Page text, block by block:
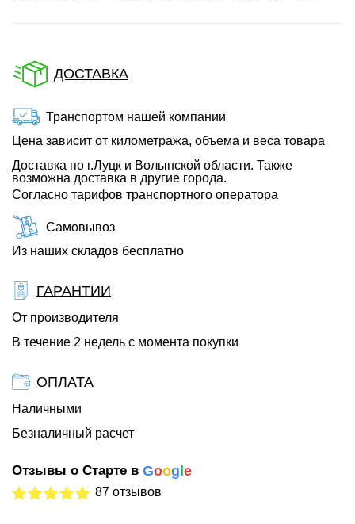
ДОСТАВКА
Транспортом нашей компании
Цена зависит от километража, объема и веса товара
Доставка по г.Луцк и Волынской области. Также
возможна доставка в другие города.
Согласно тарифов транспортного оператора
Самовывоз
Из наших складов бесплатно
ГАРАНТИИ
От производителя
В течение 2 недель с момента покупки
ОПЛАТА
Наличными
Безналичный расчет
Отзывы о Старте в Goog e
87 отзывов